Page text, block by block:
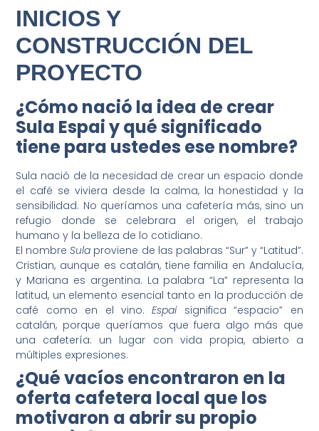
INICIOS Y
CONSTRUCCIÓN DEL
PROYECTO
¿Cómo nació la idea de crear
Sula Espai y qué significado
tiene para ustedes ese nombre?
Sula nació de la necesidad de crear un espacio donde
el café se viviera desde la calma, la honestidad y la
sensibilidad. No queríamos una cafetería más, sino un
refugio donde se celebrara el origen, el trabajo
humano y la belleza de lo cotidiano.
El nombreSula proviene de las palabras “Sur” y “Latitud”.
Cristian, aunque es catalán, tiene familia en Andalucía,
y Mariana es argentina. La palabra “La” representa la
latitud, un elemento esencial tanto en la producción de
café como en el vino.Espaisignifica “espacio” en
catalán, porque queríamos que fuera algo más que
una cafetería: un lugar con vida propia, abierto a
múltiples expresiones.
¿Qué vacíos encontraron en la
oferta cafetera local que los
motivaron a abrir su propio